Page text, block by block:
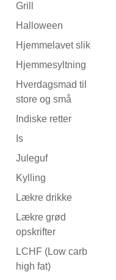
Grill
Halloween
Hjemmelavet slik
Hjemmesyltning
Hverdagsmad til
store og små
Indiske retter
Is
Juleguf
Kylling
Lækre drikke
Lækre grød
opskrifter
LCHF (Low carb
high fat)